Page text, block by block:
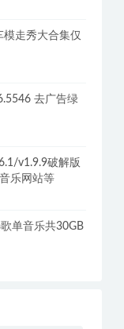
走秀大合集仅
去广告绿
v1.9.9破解版
乐网站等
单音乐共30GB